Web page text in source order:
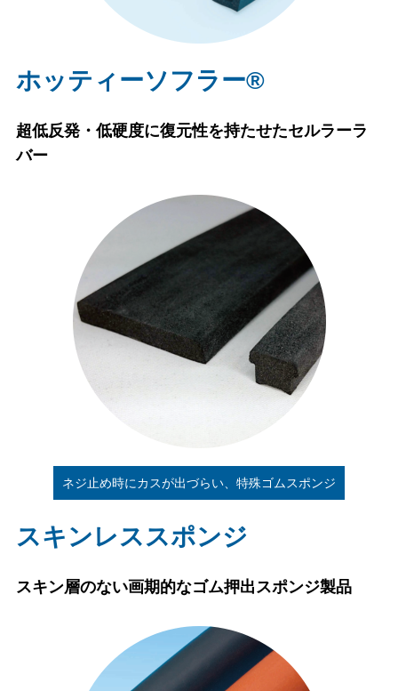
ホッティーソフラー®
超低反発・低硬度に復元性を持たせたセルラーラ
バー
ネジ止め時にカスが出づらい、特殊ゴムスポンジ
スキンレススポンジ
スキン層のない画期的なゴム押出スポンジ製品